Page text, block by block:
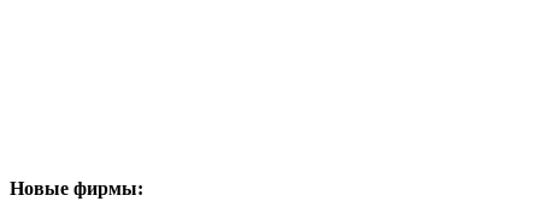
Новые фирмы: